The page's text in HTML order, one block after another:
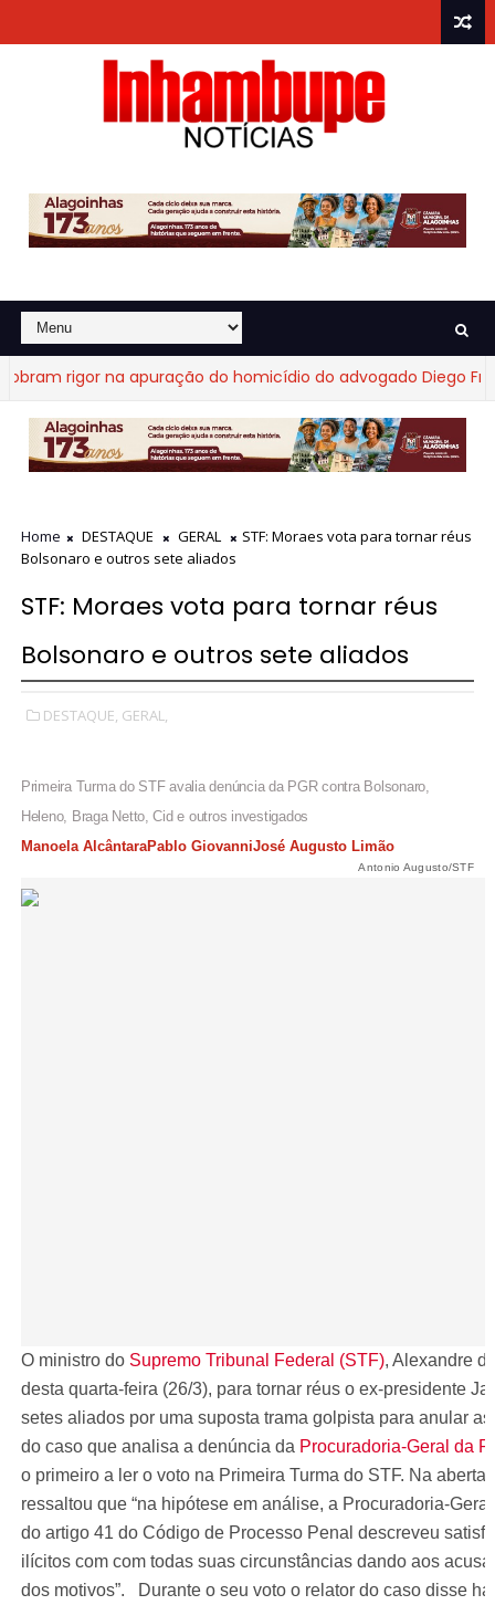
rigor na apuração do homicídio do advogado Diego Fraga
Home DESTAQUE GERAL
STF: Moraes vota para tornar réus
Bolsonaro e outros sete aliados
STF: Moraes vota para tornar réus
Bolsonaro e outros sete aliados
DESTAQUE, GERAL,
Primeira Turma do STF avalia denúncia da PGR contra Bolsonaro,
Heleno, Braga Netto, Cid e outros investigados
Manoela AlcântaraPablo GiovanniJosé Augusto Limão
Antonio Augusto/STF
O ministro do Supremo Tribunal Federal (STF), Alexandre
desta quarta-feira (26/3), para tornar réus o ex-presidente
setes aliados por uma suposta trama golpista para anular
do caso que analisa a denúncia da Procuradoria-Geral da
o primeiro a ler o voto na Primeira Turma do STF. Na
ressaltou que “na hipótese em análise, a Procuradoria-
do artigo 41 do Código de Processo Penal descreveu
ilícitos com com todas suas circunstâncias dando aos
dos motivos”.
Durante o seu voto o relator do caso disse